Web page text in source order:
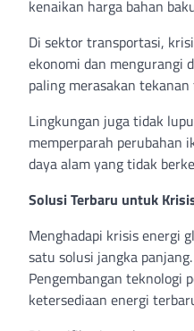
kenaikan harga bahan
Di sektor transportasi,
ekonomi dan mengurangi
paling merasakan
Lingkungan juga tidak
memperparah perubahan
daya alam yang tidak
Solusi Terbaru untuk
Menghadapi krisis energi
satu solusi jangka
Pengembangan teknologi
ketersediaan energi